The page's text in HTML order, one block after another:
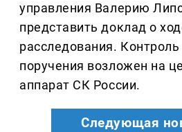
управления Валерию
представить доклад о
расследования.
поручения возложен на
аппарат СК России.
Следующая